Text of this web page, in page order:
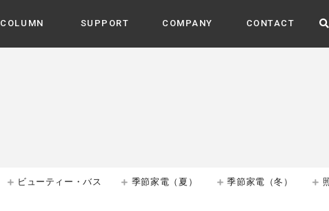
ビューティー
COLUMN SUPPORT COMPANY CONTACT
ビューティー・バス 季節家電（夏） 季節家電（冬）